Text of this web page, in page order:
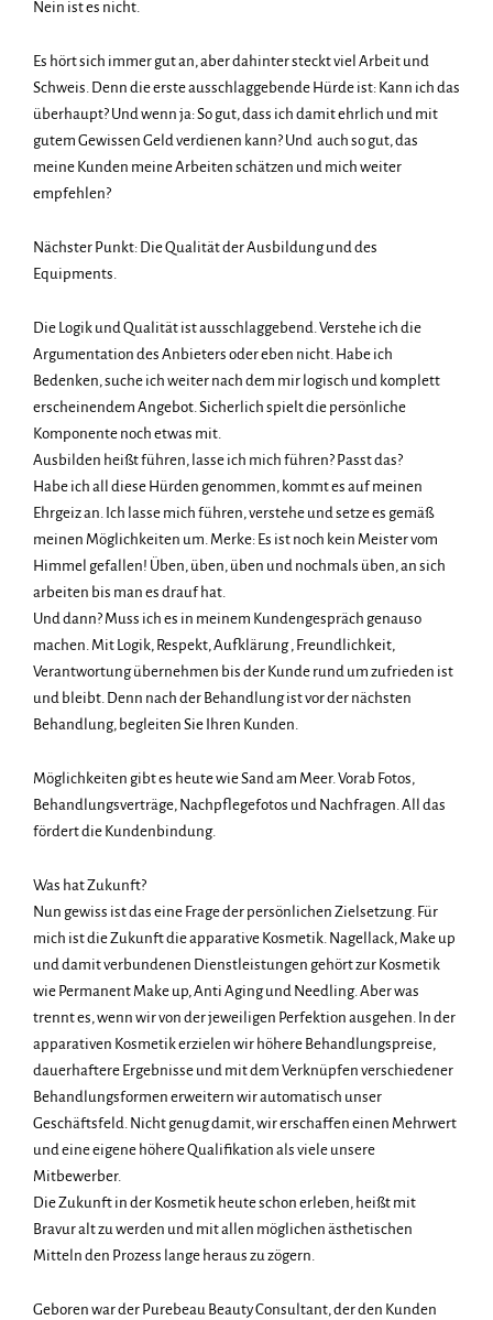
Nein ist es nicht.
Es hört sich immer gut an, aber dahinter steckt viel Arbeit und
Schweis. Denn die erste ausschlaggebende Hürde ist: Kann ich das
überhaupt? Und wenn ja: So gut, dass ich damit ehrlich und mit
gutem Gewissen Geld verdienen kann? Und auch so gut, das
meine Kunden meine Arbeiten schätzen und mich weiter
empfehlen?
Nächster Punkt: Die Qualität der Ausbildung und des
Equipments.
Die Logik und Qualität ist ausschlaggebend. Verstehe ich die
Argumentation des Anbieters oder eben nicht. Habe ich
Bedenken, suche ich weiter nach dem mir logisch und komplett
erscheinendem Angebot. Sicherlich spielt die persönliche
Komponente noch etwas mit.
Ausbilden heißt führen, lasse ich mich führen? Passt das?
Habe ich all diese Hürden genommen, kommt es auf meinen
Ehrgeiz an. Ich lasse mich führen, verstehe und setze es gemäß
meinen Möglichkeiten um. Merke: Es ist noch kein Meister vom
Himmel gefallen! Üben, üben, üben und nochmals üben, an sich
arbeiten bis man es drauf hat.
Und dann? Muss ich es in meinem Kundengespräch genauso
machen. Mit Logik, Respekt, Aufklärung , Freundlichkeit,
Verantwortung übernehmen bis der Kunde rund um zufrieden ist
und bleibt. Denn nach der Behandlung ist vor der nächsten
Behandlung, begleiten Sie Ihren Kunden.
Möglichkeiten gibt es heute wie Sand am Meer. Vorab Fotos,
Behandlungsverträge, Nachpflegefotos und Nachfragen. All das
fördert die Kundenbindung.
Was hat Zukunft?
Nun gewiss ist das eine Frage der persönlichen Zielsetzung. Für
mich ist die Zukunft die apparative Kosmetik. Nagellack, Make up
und damit verbundenen Dienstleistungen gehört zur Kosmetik
wie Permanent Make up, Anti Aging und Needling. Aber was
trennt es, wenn wir von der jeweiligen Perfektion ausgehen. In der
apparativen Kosmetik erzielen wir höhere Behandlungspreise,
dauerhaftere Ergebnisse und mit dem Verknüpfen verschiedener
Behandlungsformen erweitern wir automatisch unser
Geschäftsfeld. Nicht genug damit, wir erschaffen einen Mehrwert
und eine eigene höhere Qualifikation als viele unsere
Mitbewerber.
Die Zukunft in der Kosmetik heute schon erleben, heißt mit
Bravur alt zu werden und mit allen möglichen ästhetischen
Mitteln den Prozess lange heraus zu zögern.
Geboren war der Purebeau Beauty Consultant, der den Kunden